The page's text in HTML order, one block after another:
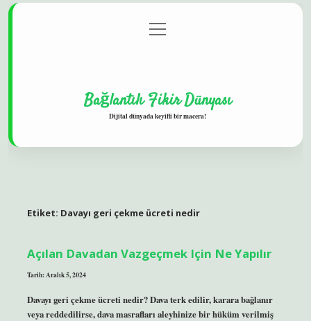
Gizlilik Politikası
menüyü
aç
Bağlantılı Fikir Dünyası
Dijital dünyada keyifli bir macera!
Etiket: Davayı geri çekme ücreti nedir
Açılan Davadan Vazgeçmek Için Ne Yapılır
Tarih: Aralık 5, 2024
Davayı geri çekme ücreti nedir? Dava terk edilir, karara bağlanır
veya reddedilirse, dava masrafları aleyhinize bir hüküm verilmiş